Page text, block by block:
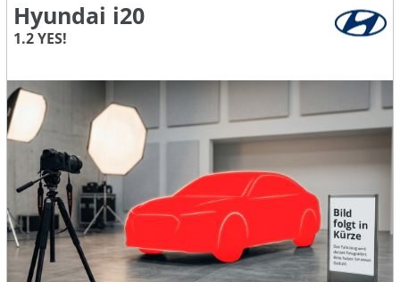
Hyundai i20
1.2 YES!